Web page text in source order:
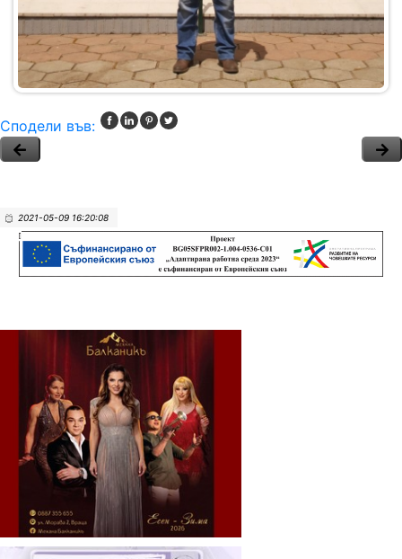
Сподели във:
2021-05-09 16:20:08